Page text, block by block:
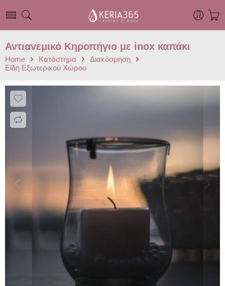
Αντιανεμικό Κηροπήγιο με inox καπάκι
Home Κατάστημα
Διακόσμηση
Είδη Εξωτερικού Χώρου